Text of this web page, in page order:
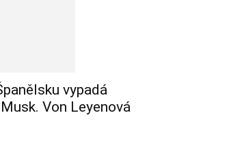
vypadá
Von Leyenová